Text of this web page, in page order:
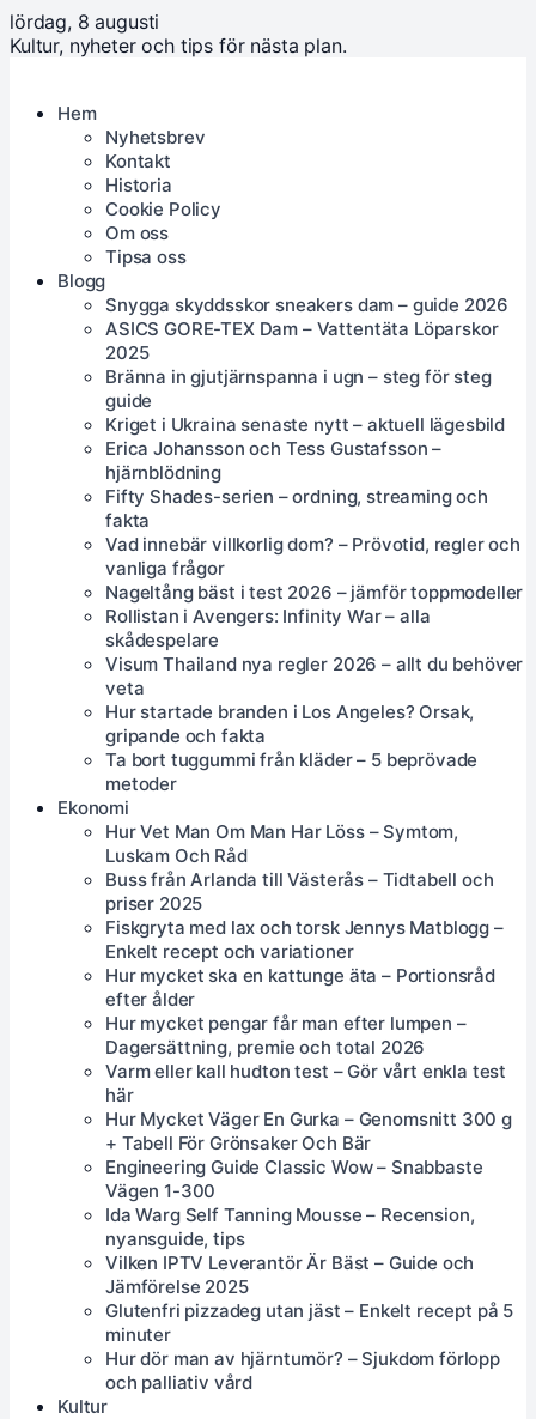
lördag, 8 augusti
Kultur, nyheter och tips för nästa plan.
Hem
Nyhetsbrev
Kontakt
Historia
Cookie Policy
Om oss
Tipsa oss
Blogg
Snygga skyddsskor sneakers dam – guide 2026
ASICS GORE-TEX Dam – Vattentäta Löparskor
2025
Bränna in gjutjärnspanna i ugn – steg för steg
guide
Kriget i Ukraina senaste nytt – aktuell lägesbild
Erica Johansson och Tess Gustafsson –
hjärnblödning
Fifty Shades-serien – ordning, streaming och
fakta
Vad innebär villkorlig dom? – Prövotid, regler och
vanliga frågor
Nageltång bäst i test 2026 – jämför toppmodeller
Rollistan i Avengers: Infinity War – alla
skådespelare
Visum Thailand nya regler 2026 – allt du behöver
veta
Hur startade branden i Los Angeles? Orsak,
gripande och fakta
Ta bort tuggummi från kläder – 5 beprövade
metoder
Ekonomi
Hur Vet Man Om Man Har Löss – Symtom,
Luskam Och Råd
Buss från Arlanda till Västerås – Tidtabell och
priser 2025
Fiskgryta med lax och torsk Jennys Matblogg –
Enkelt recept och variationer
Hur mycket ska en kattunge äta – Portionsråd
efter ålder
Hur mycket pengar får man efter lumpen –
Dagersättning, premie och total 2026
Varm eller kall hudton test – Gör vårt enkla test
här
Hur Mycket Väger En Gurka – Genomsnitt 300 g
+ Tabell För Grönsaker Och Bär
Engineering Guide Classic Wow – Snabbaste
Vägen 1-300
Ida Warg Self Tanning Mousse – Recension,
nyansguide, tips
Vilken IPTV Leverantör Är Bäst – Guide och
Jämförelse 2025
Glutenfri pizzadeg utan jäst – Enkelt recept på 5
minuter
Hur dör man av hjärntumör? – Sjukdom förlopp
och palliativ vård
Kultur